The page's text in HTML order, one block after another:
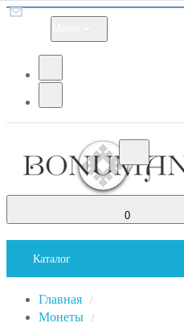
0
Каталог
Главная /
Монеты /